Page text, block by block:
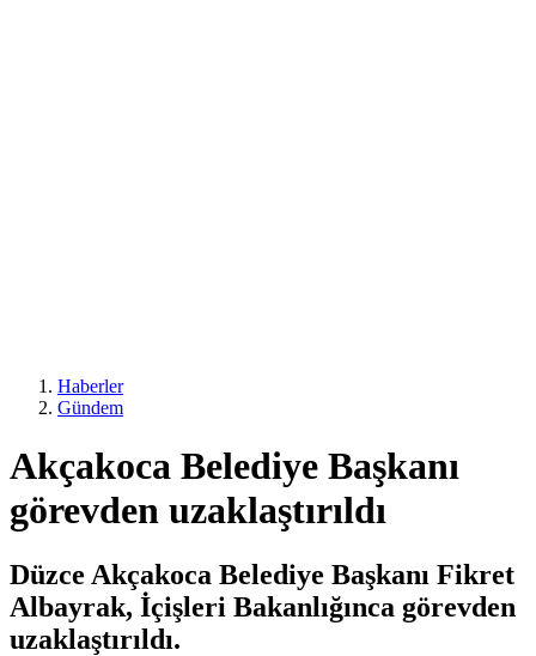
Haberler
Gündem
Akçakoca Belediye Başkanı
görevden uzaklaştırıldı
Düzce Akçakoca Belediye Başkanı Fikret
Albayrak, İçişleri Bakanlığınca görevden
uzaklaştırıldı.